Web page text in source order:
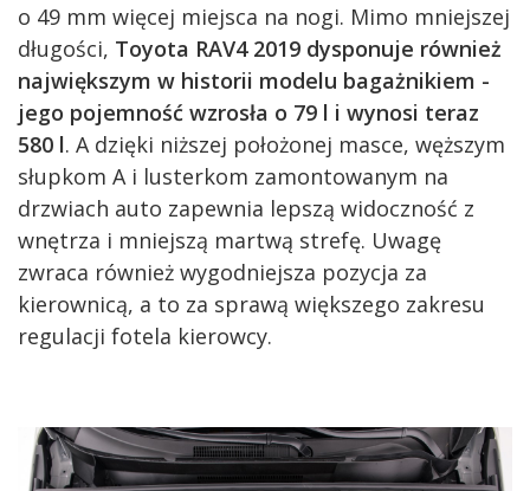
o 49 mm więcej miejsca na nogi. Mimo mniejszej
długości, Toyota RAV4 2019 dysponuje również
największym w historii modelu bagażnikiem -
jego pojemność wzrosła o 79 l i wynosi teraz
580 l. A dzięki niższej położonej masce, węższym
słupkom A i lusterkom zamontowanym na
drzwiach auto zapewnia lepszą widoczność z
wnętrza i mniejszą martwą strefę. Uwagę
zwraca również wygodniejsza pozycja za
kierownicą, a to za sprawą większego zakresu
regulacji fotela kierowcy.